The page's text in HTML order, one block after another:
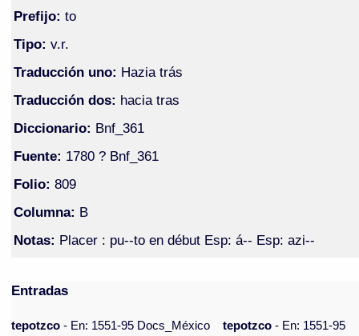
Prefijo: to
Tipo: v.r.
Traducción uno: Hazia trás
Traducción dos: hacia tras
Diccionario: Bnf_361
Fuente: 1780 ? Bnf_361
Folio: 809
Columna: B
Notas: Placer : pu--to en début Esp: á-- Esp: azi--
Entradas
tepotzco- En: 1551-95 Docs_México tepotzco- En: 1551-95